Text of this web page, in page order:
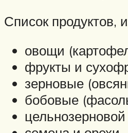
Список продуктов,
овощи
фрукты и
зерновые
бобовые